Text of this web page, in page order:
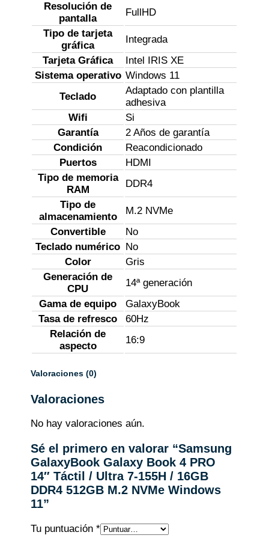
Resolución de
pantalla
FullHD
Tipo de tarjeta
gráfica
Integrada
Tarjeta Gráfica
Intel IRIS XE
Sistema operativo Windows 11
Teclado
Adaptado con plantilla
adhesiva
Wifi
Si
Garantía
2 Años de garantía
Condición
Reacondicionado
Puertos
HDMI
Tipo de memoria
RAM
DDR4
Tipo de
almacenamiento
M.2 NVMe
Convertible
No
Teclado numérico No
Color
Gris
Generación de
CPU
14ª generación
Gama de equipo
GalaxyBook
Tasa de refresco
60Hz
Relación de
aspecto
16:9
Valoraciones (0)
Valoraciones
No hay valoraciones aún.
Sé el primero en valorar “Samsung
GalaxyBook Galaxy Book 4 PRO
14″ Táctil / Ultra 7-155H / 16GB
DDR4 512GB M.2 NVMe Windows
11”
Tu puntuación*